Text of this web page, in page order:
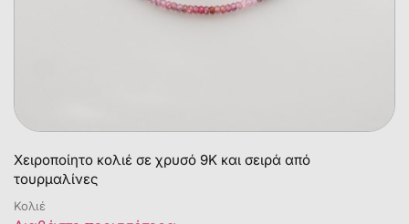
Χειροποίητο κολιέ σε χρυσό 9Κ και σειρά από
τουρμαλίνες
Κολιέ